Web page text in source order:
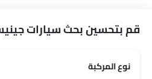
قم بتحسين بحث سيارات
نوع المركبة